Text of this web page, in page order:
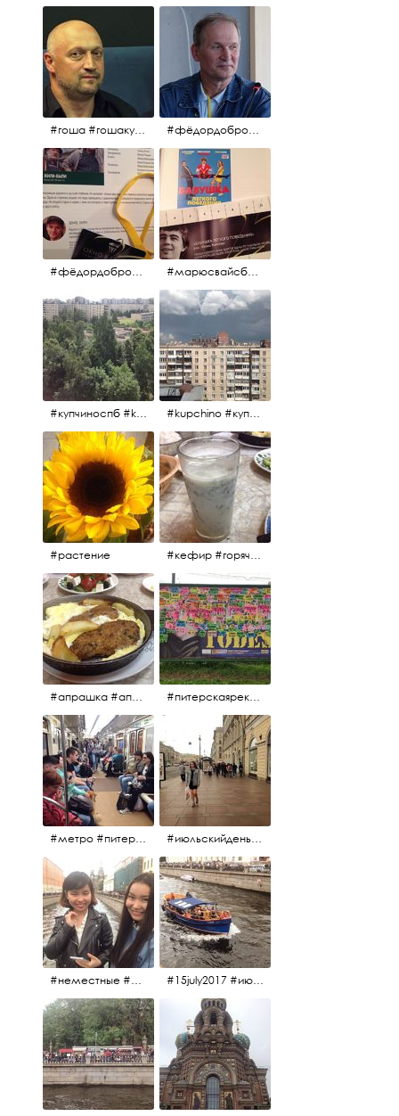
#гоша #гошакуценко #oknofestival #фёдордобронравов #кино #хорошеекино #жилибыли
#фёдордобронравов #эдуардпарри #жилибыли #иринарозанова #марюсвайсберг #александрревва #глюкоза #любовьвбольшомгороде #ххvфестивальроссийскогокино
#купчиноспб #kupchino #kupchino #купчиноспб
#растение #кефир #горячийкефир #национальноеблюдо #лаваш #вкусно
#апрашка #апраксиндвор #кафенаапрашке #куринаякотлетанасковороде #сковородка #кафедлясвоих #питерскаяреклама #todes #куколки #окраинапитера #фрунзенскийрайон
#метро #питерскоеметро #невскаялиния #июльскийдень2017 #15july2017 #невский
#неместные #июльскийдень2017 #15july2017 #июльскийдень2017 #катерок #bonfire